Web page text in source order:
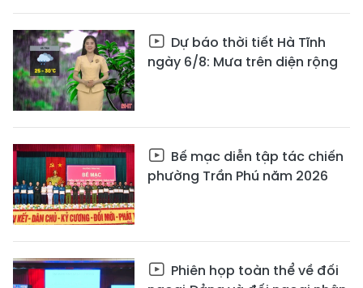
Dự báo thời tiết Hà Tĩnh
ngày 6/8: Mưa trên diện rộng
Bế mạc diễn tập tác chiến
phường Trần Phú năm 2026
Phiên họp toàn thể về đối